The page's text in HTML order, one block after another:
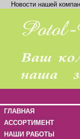
Новости нашей
ГЛАВНАЯ
АССОРТИМЕНТ
НАШИ РАБОТЫ